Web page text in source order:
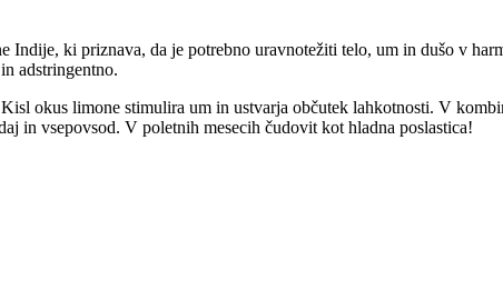
Indije, ki priznava, da je potrebno uravnotežiti telo, um in dušo v
adstringentno.
okus limone stimulira um in ustvarja občutek lahkotnosti. V
in vsepovsod. V poletnih mesecih čudovit kot hladna poslastica!